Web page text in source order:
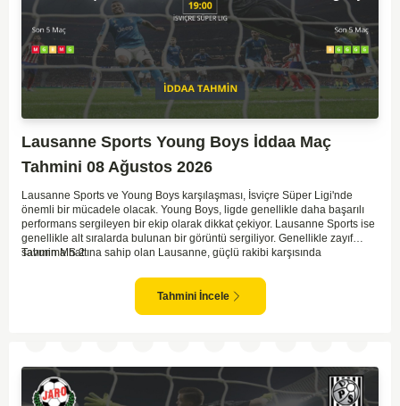
Lausanne Sports Young Boys İddaa Maç
Tahmini 08 Ağustos 2026
Lausanne Sports ve Young Boys karşılaşması, İsviçre Süper Ligi'nde
önemli bir mücadele olacak. Young Boys, ligde genellikle daha başarılı
performans sergileyen bir ekip olarak dikkat çekiyor. Lausanne Sports ise
genellikle alt sıralarda bulunan bir görüntü sergiliyor. Genellikle zayıf
savunma hattına sahip olan Lausanne, güçlü rakibi karşısında
Maçın sonucunda Young Boys'un galip gelme olasılığı yüksek görünüyor.
Tahmin MS 2
Tahmini İncele